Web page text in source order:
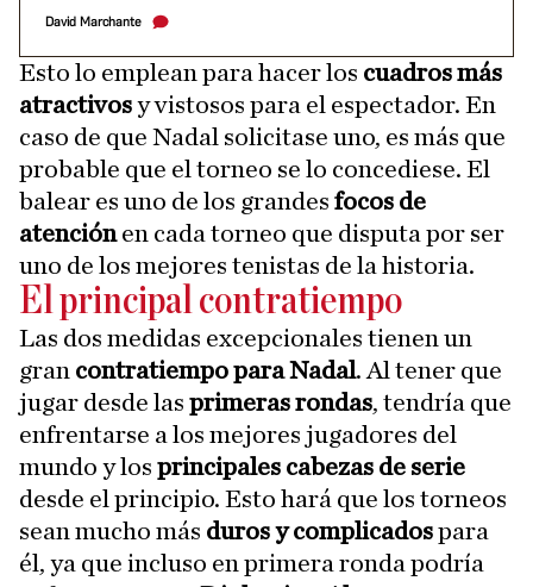
David Marchante
Esto lo emplean para hacer los cuadros más
atractivosy vistosos para el espectador. En
caso de que Nadal solicitase uno, es más que
probable que el torneo se lo concediese. El
balear es uno de los grandes focos de
atenciónen cada torneo que disputa por ser
uno de los mejores tenistas de la historia.
El principal contratiempo
Las dos medidas excepcionales tienen un
gran contratiempo para Nadal. Al tener que
jugar desde las primeras rondas, tendría que
enfrentarse a los mejores jugadores del
mundo y los principales cabezas de serie
desde el principio. Esto hará que los torneos
sean mucho más duros y complicadospara
él, ya que incluso en primera ronda podría